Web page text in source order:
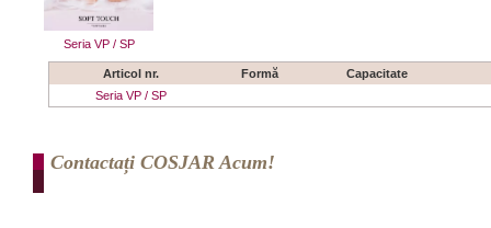
Seria VP / SP
Articol nr. Formă
Capacitate
Seria VP / SP
Contactați COSJAR Acum!